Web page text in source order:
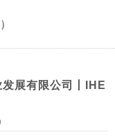
发展有限公司丨IHE